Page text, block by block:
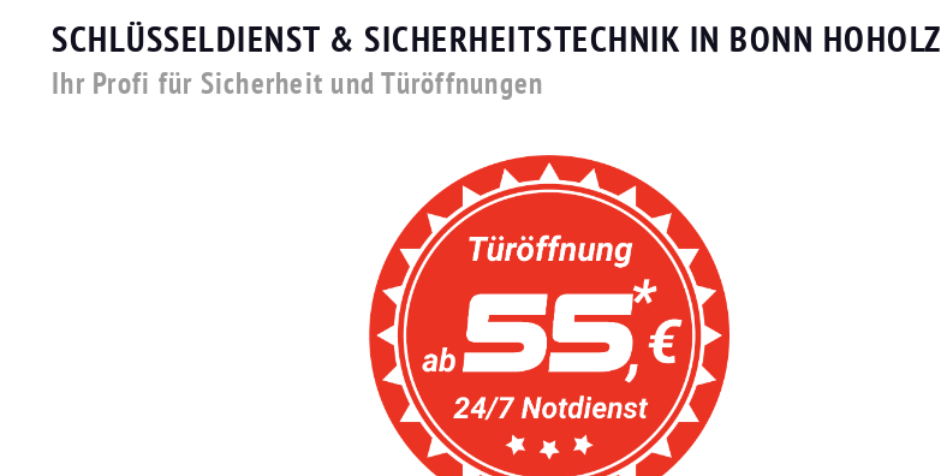
SCHLÜSSELDIENST & SICHERHEITSTECHNIK IN BONN HOHOLZ
Ihr Profi für Sicherheit und Türöffnungen